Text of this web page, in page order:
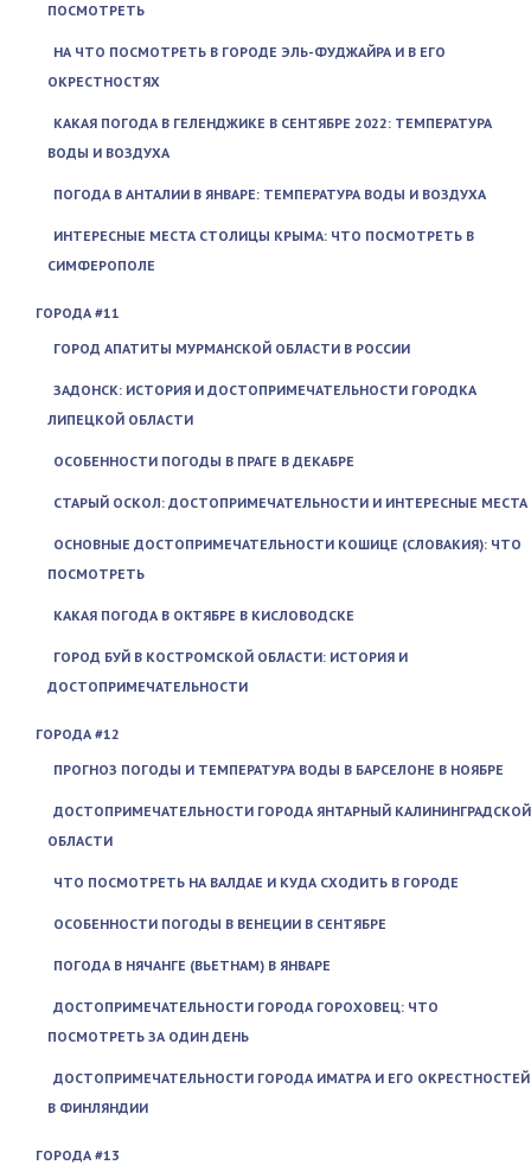
ПОСМОТРЕТЬ
НА ЧТО ПОСМОТРЕТЬ В ГОРОДЕ ЭЛЬ-ФУДЖАЙРА И В ЕГО
ОКРЕСТНОСТЯХ
КАКАЯ ПОГОДА В ГЕЛЕНДЖИКЕ В СЕНТЯБРЕ 2022: ТЕМПЕРАТУРА
ВОДЫ И ВОЗДУХА
ПОГОДА В АНТАЛИИ В ЯНВАРЕ: ТЕМПЕРАТУРА ВОДЫ И ВОЗДУХА
ИНТЕРЕСНЫЕ МЕСТА СТОЛИЦЫ КРЫМА: ЧТО ПОСМОТРЕТЬ В
СИМФЕРОПОЛЕ
ГОРОДА #11
ГОРОД АПАТИТЫ МУРМАНСКОЙ ОБЛАСТИ В РОССИИ
ЗАДОНСК: ИСТОРИЯ И ДОСТОПРИМЕЧАТЕЛЬНОСТИ ГОРОДКА
ЛИПЕЦКОЙ ОБЛАСТИ
ОСОБЕННОСТИ ПОГОДЫ В ПРАГЕ В ДЕКАБРЕ
СТАРЫЙ ОСКОЛ: ДОСТОПРИМЕЧАТЕЛЬНОСТИ И ИНТЕРЕСНЫЕ МЕСТА
ОСНОВНЫЕ ДОСТОПРИМЕЧАТЕЛЬНОСТИ КОШИЦЕ (СЛОВАКИЯ): ЧТО
ПОСМОТРЕТЬ
КАКАЯ ПОГОДА В ОКТЯБРЕ В КИСЛОВОДСКЕ
ГОРОД БУЙ В КОСТРОМСКОЙ ОБЛАСТИ: ИСТОРИЯ И
ДОСТОПРИМЕЧАТЕЛЬНОСТИ
ГОРОДА #12
ПРОГНОЗ ПОГОДЫ И ТЕМПЕРАТУРА ВОДЫ В БАРСЕЛОНЕ В НОЯБРЕ
ДОСТОПРИМЕЧАТЕЛЬНОСТИ ГОРОДА ЯНТАРНЫЙ КАЛИНИНГРАДСКОЙ
ОБЛАСТИ
ЧТО ПОСМОТРЕТЬ НА ВАЛДАЕ И КУДА СХОДИТЬ В ГОРОДЕ
ОСОБЕННОСТИ ПОГОДЫ В ВЕНЕЦИИ В СЕНТЯБРЕ
ПОГОДА В НЯЧАНГЕ (ВЬЕТНАМ) В ЯНВАРЕ
ДОСТОПРИМЕЧАТЕЛЬНОСТИ ГОРОДА ГОРОХОВЕЦ: ЧТО
ПОСМОТРЕТЬ ЗА ОДИН ДЕНЬ
ДОСТОПРИМЕЧАТЕЛЬНОСТИ ГОРОДА ИМАТРА И ЕГО ОКРЕСТНОСТЕЙ
В ФИНЛЯНДИИ
ГОРОДА #13